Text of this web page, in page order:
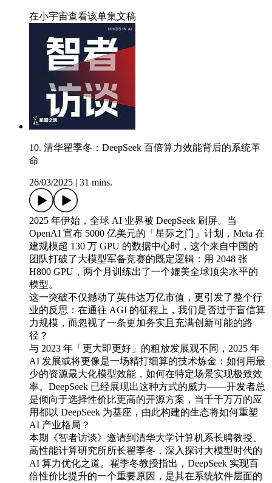
在小宇宙查看该单集文稿
10. 清华翟季冬：DeepSeek 百倍算力效能背后的系统革
命
26/03/2025 31 mins.
2025 年伊始，全球 AI 业界被 DeepSeek 刷屏。当
OpenAI 宣布 5000 亿美元的「星际之门」计划，Meta 在
建规模超 130 万 GPU 的数据中心时，这个来自中国的
团队打破了大模型军备竞赛的既定逻辑：用 2048 张
H800 GPU，两个月训练出了一个媲美全球顶尖水平的
模型。
这一突破不仅撼动了英伟达万亿市值，更引发了整个行
业的反思：在通往 AGI 的征程上，我们是否过于盲信算
力规模，而忽视了一条更加务实且充满创新可能的路
径？
与 2023 年「更大即更好」的粗放发展观不同，2025 年
AI 发展或将更像是一场精打细算的技术炼金：如何用最
少的资源最大化模型效能，如何在特定场景实现极致效
率。DeepSeek 已经展现出这种方式的威力——开发者总
是倾向于选择性价比更高的开源方案，当千千万万的应
用都以 DeepSeek 为基座，由此构建的生态将如何重塑
AI 产业格局？
本期《智者访谈》邀请到清华大学计算机系长聘教授、
高性能计算研究所所长翟季冬，深入探讨大模型时代的
AI 算力优化之道。翟季冬教授指出，DeepSeek 实现百
倍性价比提升的一个重要原因，是其在系统软件层面的